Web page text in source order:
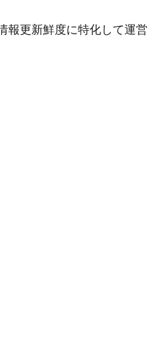
報更新鮮度に特化して運営